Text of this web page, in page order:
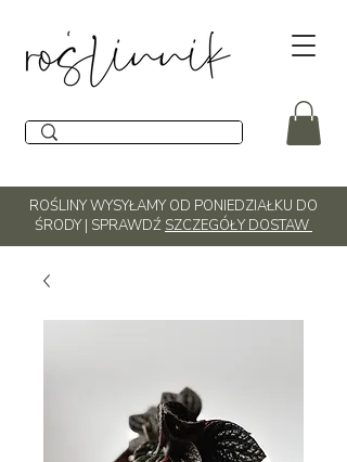
ROŚLINY WYSYŁAMY OD PONIEDZIAŁKU DO
ŚRODY | SPRAWDŹ SZCZEGÓŁY DOSTAW